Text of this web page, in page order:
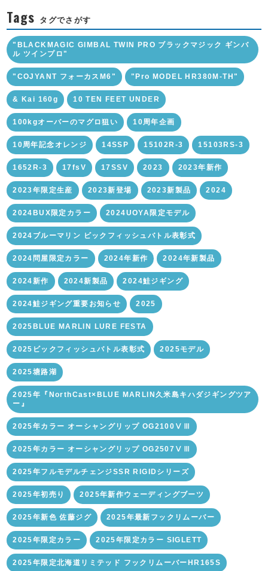
Tags タグでさがす
"BLACKMAGIC GIMBAL TWIN PRO ブラックマジック ギンバ
ル ツインプロ"
"COJYANT フォーカスM6" "Pro MODEL HR380M-TH"
& Kai 160g 10 TEN FEET UNDER
100kgオーバーのマグロ狙い 10周年企画
10周年記念オレンジ 14SSP 15102R-3 15103RS-3
1652R-3 17fsV 17SSV 2023 2023年新作
2023年限定生産 2023新登場 2023新製品 2024
2024BUX限定カラー 2024UOYA限定モデル
2024ブルーマリン ビックフィッシュバトル表彰式
2024問屋限定カラー 2024年新作 2024年新製品
2024新作 2024新製品 2024鮭ジギング
2024鮭ジギング重要お知らせ 2025
2025BLUE MARLIN LURE FESTA
2025ビックフィッシュバトル表彰式 2025モデル
2025塘路湖
2025年『NorthCast×BLUE MARLIN久米島キハダジギングツア
ー』
2025年カラー オーシャングリップ OG2100ⅤⅢ
2025年カラー オーシャングリップ OG2507ⅤⅢ
2025年フルモデルチェンジSSR RIGIDシリーズ
2025年初売り 2025年新作ウェーディングブーツ
2025年新色 佐藤ジグ 2025年最新フックリムーバー
2025年限定カラー 2025年限定カラー SIGLETT
2025年限定北海道リミテッド フックリムーバーHR165S